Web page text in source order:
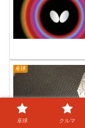
卓球
卓球 クルマ